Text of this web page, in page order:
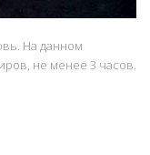
На данном
не менее 3 часов.